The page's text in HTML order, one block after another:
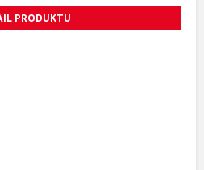
PRODUKTU